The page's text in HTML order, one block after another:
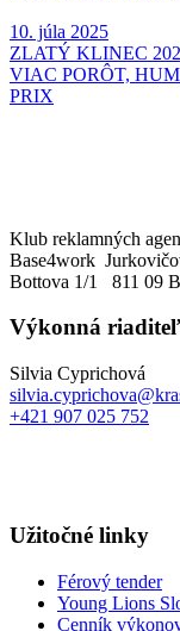
10. júla 2025
ZLATÝ KLINEC
VIAC PORÔT,
PRIX
Klub reklamných
Base4work
Bottova 1/1 811 09
Výkonná
Silvia Cyprichová
+421 907 025 752
Užitočné linky
Férový tender
Young Lions
Cenník